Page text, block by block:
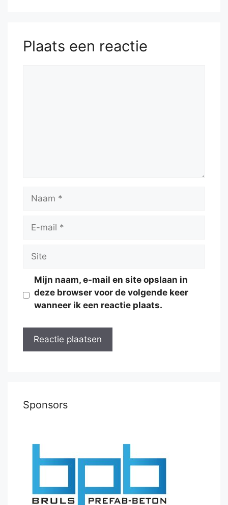
Plaats een reactie
Naam
Site
Mijn naam, e-mail en site opslaan in
deze browser voor de volgende keer
wanneer ik een reactie plaats.
Sponsors